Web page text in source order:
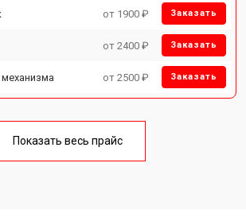
от 1900 ₽ Заказать
от 2400 ₽ Заказать
от 2500 ₽ Заказать
Показать весь прайс